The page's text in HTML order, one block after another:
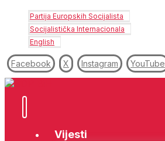
Partija Europskih Socijalista
Socijalistička Internacionala
English
Facebook X Instagram YouTube
Vijesti